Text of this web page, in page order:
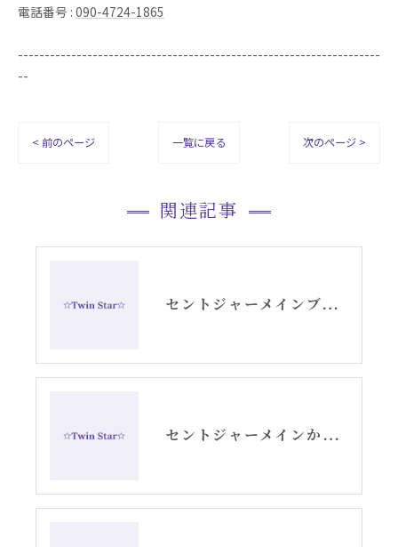
電話番号 : 090-4724-1865
--------------------------------------------------------------------
--
< 前のページ 一覧に戻る 次のページ >
関連記事
セントジャーメインブレッシングカードGSVFグリッド
セントジャーメインからのメッセージ・水瓶座新月アリーシャ